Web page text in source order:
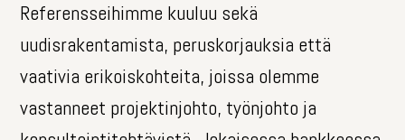
Referensseihimme kuuluu sekä
uudisrakentamista, peruskorjauksia että
vaativia erikoiskohteita, joissa olemme
vastanneet projektinjohto, työnjohto ja